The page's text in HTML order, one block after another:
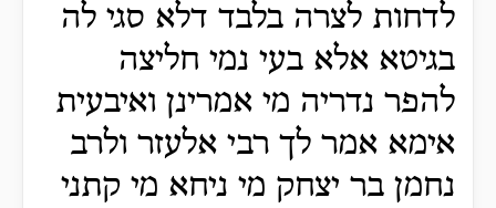
לדחות לצרה בלבד דלא סגי לה
בגיטא אלא בעי נמי חליצה
להפר נדריה מי אמרינן ואיבעית
אימא אמר לך רבי אלעזר ולרב
נחמן בר יצחק מי ניחא מי קתני